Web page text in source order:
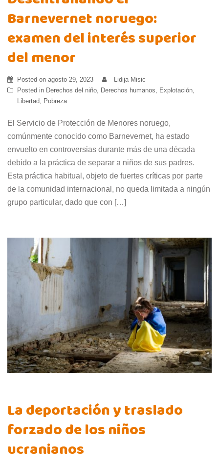
Barnevernet noruego:
examen del interés superior
del menor
Posted on agosto 29, 2023
Lidija Misic
Posted in Derechos del niño Derechos humanos Explotación
Libertad Pobreza
El Servicio de Protección de Menores noruego,
comúnmente conocido como Barnevernet, ha estado
envuelto en controversias durante más de una década
debido a la práctica de separar a niños de sus padres.
Esta práctica habitual, objeto de fuertes críticas por parte
de la comunidad internacional, no queda limitada a ningún
grupo particular, dado que con […]
La deportación y traslado
forzado de los niños
ucranianos